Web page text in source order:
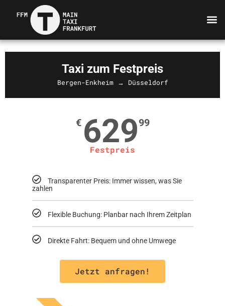
Taxi zum Festpreis
Bergen-Enkheim → Düsseldorf
€ 62999
Festpreis
Transparenter Preis: Immer wissen, was Sie
zahlen
Flexible Buchung: Planbar nach Ihrem Zeitplan
Direkte Fahrt: Bequem und ohne Umwege
Jetzt anfragen!